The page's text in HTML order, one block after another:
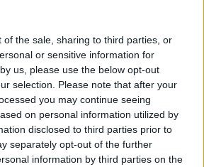
of the sale, sharing to third parties, or
or sensitive information for
us, please use the below opt-out
selection. Please note that after your
you may continue seeing
on personal information utilized by
disclosed to third parties prior to
separately opt-out of the further
information by third parties on the
a 12,96
gasolina en
Salzadella